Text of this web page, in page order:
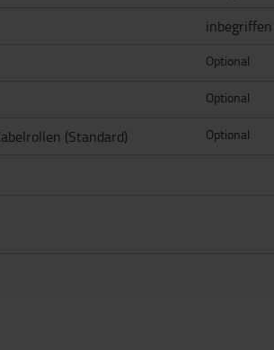
inbegriffen
Optional
Optional
(Standard) Optional